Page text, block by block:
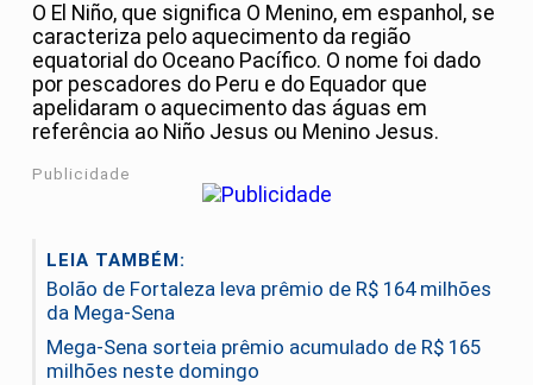
O El Niño, que significa O Menino, em espanhol, se
caracteriza pelo aquecimento da região
equatorial do Oceano Pacífico. O nome foi dado
por pescadores do Peru e do Equador que
apelidaram o aquecimento das águas em
referência ao Niño Jesus ou Menino Jesus.
Publicidade
LEIA TAMBÉM:
Bolão de Fortaleza leva prêmio de R$ 164 milhões
da Mega-Sena
Mega-Sena sorteia prêmio acumulado de R$ 165
milhões neste domingo